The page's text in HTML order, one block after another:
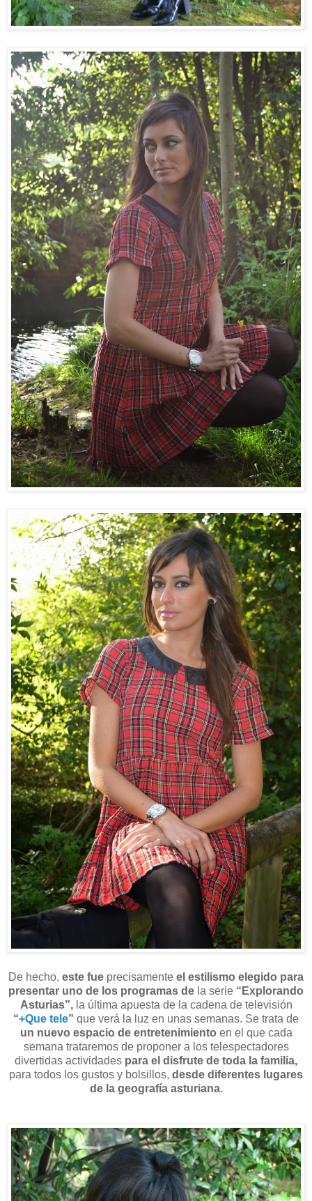
De hecho, este fue precisamente el estilismo elegido para
presentar uno de los programas de la serie “Explorando
Asturias”,la última apuesta de la cadena de televisión
“+Que tele” que verá la luz en unas semanas. Se trata de
un nuevo espacio de entretenimiento en el que cada
semana trataremos de proponer a los telespectadores
divertidas actividades para el disfrute de toda la familia,
para todos los gustos y bolsillos, desde diferentes lugares
de la geografía asturiana.